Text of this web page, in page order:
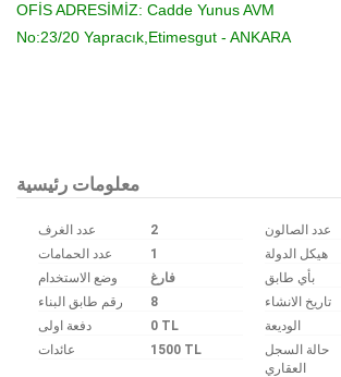
OFİS ADRESİMİZ: Cadde Yunus AVM
No:23/20 Yapracık,Etimesgut - ANKARA
معلومات رئيسية
عدد الغرف 2 عدد الصالون
عدد الحمامات
1 هيكل الدولة
وضع الاستخدام
فارغ بأي طابق
رقم طابق البناء
8 تاريخ الانشاء
دفعة اولى
0 TL الوديعة
عائدات
1500 TL
حالة السجل
العقاري